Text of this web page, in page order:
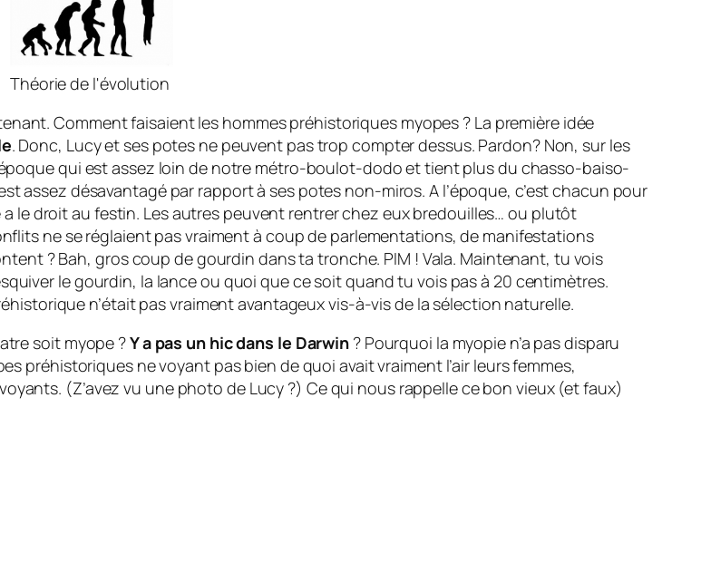
Théorie de l'évolution
Comment faisaient les hommes préhistoriques myopes ? La première idée
. Donc, Lucy et ses potes ne peuvent pas trop compter dessus. Pardon? Non, sur les
qui est assez loin de notre métro-boulot-dodoet tient plus du chasso-baiso-
assez désavantagé par rapport à ses potes non-miros. A l’époque, c’est chacun pour
le droit au festin. Les autres peuvent rentrer chez eux bredouilles… ou plutôt
ne se réglaient pas vraiment à coup de parlementations, de manifestations
? Bah, gros coup de gourdin dans ta tronche. PIM ! Vala. Maintenant, tu vois
le gourdin, la lance ou quoi que ce soit quand tu vois pas à 20 centimètres.
n’était pas vraiment avantageux vis-à-vis de la sélection naturelle.
soit myope ?Y a pas un hic dans le Darwin ? Pourquoi la myopie n’a pas disparu
préhistoriques ne voyant pas bien de quoi avait vraiment l’air leurs femmes,
(Z’avez vu une photo de Lucy ?) Ce qui nous rappelle ce bon vieux (et faux)